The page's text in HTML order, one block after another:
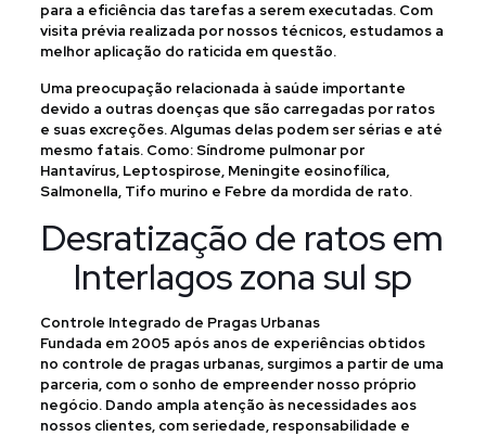
para a eficiência das tarefas a serem executadas. Com
visita prévia realizada por nossos técnicos, estudamos a
melhor aplicação do raticida em questão.
Uma preocupação relacionada à saúde importante
devido a outras doenças que são carregadas por ratos
e suas excreções. Algumas delas podem ser sérias e até
mesmo fatais. Como: Síndrome pulmonar por
Hantavírus, Leptospirose, Meningite eosinofílica,
Salmonella, Tifo murino e Febre da mordida de rato.
Desratização de ratos em
Interlagos zona sul sp
Controle Integrado de Pragas Urbanas
Fundada em 2005 após anos de experiências obtidos
no controle de pragas urbanas, surgimos a partir de uma
parceria, com o sonho de empreender nosso próprio
negócio. Dando ampla atenção às necessidades aos
nossos clientes, com seriedade, responsabilidade e